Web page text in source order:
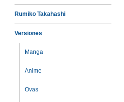
Rumiko Takahashi
Versiones
Manga
Anime
Ovas